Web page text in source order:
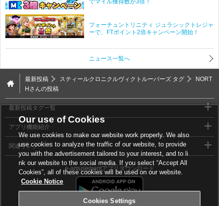
でマイル獲得数が3倍！
フォーチュントリニティ ジュラシックトレジャ
ーで、FTポイント2倍キャンペーン開始！
ニュース一覧へ
最新投稿 スティールクロニクルヴィクトルーパーズ タグ
NORT
Hさんの投稿
最新投稿タグ一覧
アプリ機能紹介
関連リンク
e-amusementアプリダウンロード
Our use of Cookies
We use cookies to make our website work properly. We also
use cookies to analyze the traffic of our website, to provide
you with the advertisement tailored to your interest, and to li
nk our website to the social media. If you select “Accept All
Cookies”, all of these cookies will be used on our website.
Cookie Notice
Cookies Settings